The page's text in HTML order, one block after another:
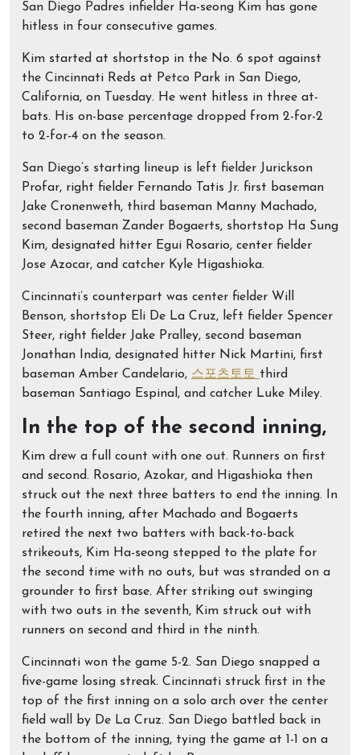
San Diego Padres infielder Ha-seong Kim has gone
hitless in four consecutive games.
Kim started at shortstop in the No. 6 spot against
the Cincinnati Reds at Petco Park in San Diego,
California, on Tuesday. He went hitless in three at-
bats. His on-base percentage dropped from 2-for-2
to 2-for-4 on the season.
San Diego’s starting lineup is left fielder Jurickson
Profar, right fielder Fernando Tatis Jr. first baseman
Jake Cronenweth, third baseman Manny Machado,
second baseman Zander Bogaerts, shortstop Ha Sung
Kim, designated hitter Egui Rosario, center fielder
Jose Azocar, and catcher Kyle Higashioka.
Cincinnati’s counterpart was center fielder Will
Benson, shortstop Eli De La Cruz, left fielder Spencer
Steer, right fielder Jake Pralley, second baseman
Jonathan India, designated hitter Nick Martini, first
baseman Amber Candelario, 스포츠토토 third
baseman Santiago Espinal, and catcher Luke Miley.
In the top of the second inning,
Kim drew a full count with one out. Runners on first
and second. Rosario, Azokar, and Higashioka then
struck out the next three batters to end the inning. In
the fourth inning, after Machado and Bogaerts
retired the next two batters with back-to-back
strikeouts, Kim Ha-seong stepped to the plate for
the second time with no outs, but was stranded on a
grounder to first base. After striking out swinging
with two outs in the seventh, Kim struck out with
runners on second and third in the ninth.
Cincinnati won the game 5-2. San Diego snapped a
five-game losing streak. Cincinnati struck first in the
top of the first inning on a solo arch over the center
field wall by De La Cruz. San Diego battled back in
the bottom of the inning, tying the game at 1-1 on a